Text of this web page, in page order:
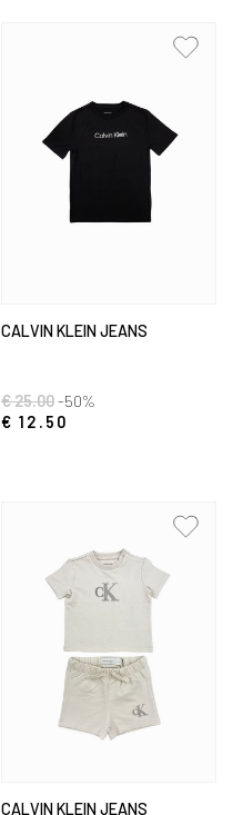
CALVIN KLEIN JEANS
€ 25.00-50%
€ 12.50
CALVIN KLEIN JEANS